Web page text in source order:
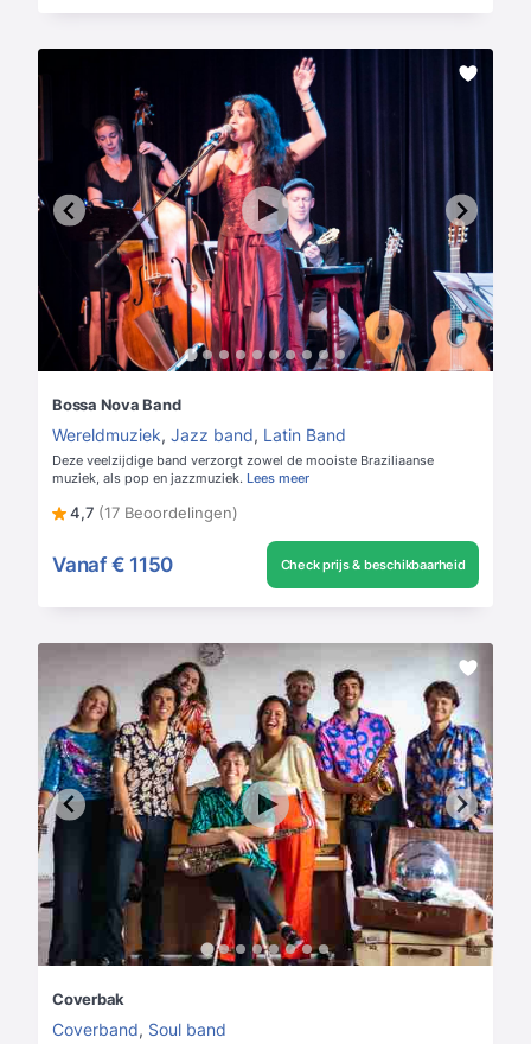
Bossa Nova Band
Wereldmuziek, Jazz band, Latin Band
Deze veelzijdige band verzorgt zowel de mooiste Braziliaanse
muziek, als pop en jazzmuziek. Lees meer
4,7 (17 Beoordelingen)
Vanaf € 1150 Check prijs & beschikbaarheid
Coverbak
Coverband, Soul band